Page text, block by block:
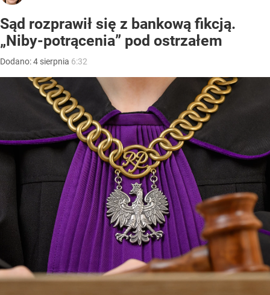
Sąd rozprawił się z bankową fikcją.
„Niby-potrącenia” pod ostrzałem
Dodano:4 sierpnia 6:32